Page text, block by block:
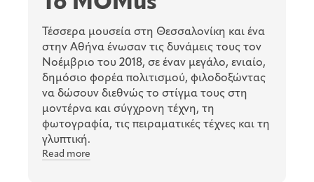
Τέσσερα μουσεία στη Θεσσαλονίκη και ένα
στην Αθήνα ένωσαν τις δυνάμεις τους τον
Νοέμβριο του 2018, σε έναν μεγάλο, ενιαίο,
δημόσιο φορέα πολιτισμού, φιλοδοξώντας
να δώσουν διεθνώς το στίγμα τους στη
μοντέρνα και σύγχρονη τέχνη, τη
φωτογραφία, τις πειραματικές τέχνες και τη
γλυπτική.
Read more